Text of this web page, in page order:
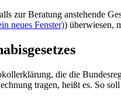
zur Beratung anstehende
neues Fenster)) überwiesen,
die die
tragen, heißt es. So